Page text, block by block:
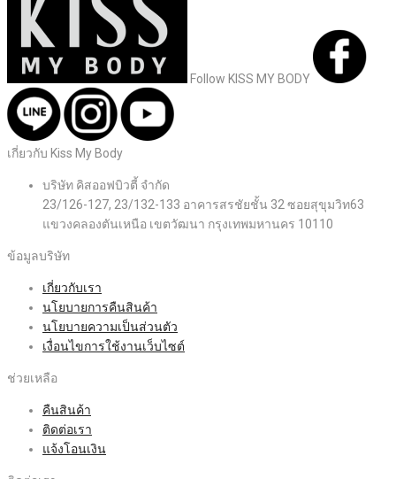
Follow KISS MY BODY
เกี่ยวกับ Kiss My Body
บริษัท คิสออฟบิวตี้ จำกัด
23/126-127, 23/132-133 อาคารสรชัยชั้น 32 ซอยสุขุมวิท63
แขวงคลองตันเหนือ เขตวัฒนา กรุงเทพมหานคร 10110
ข้อมูลบริษัท
เกี่ยวกับเรา
นโยบายการคืนสินค้า
นโยบายความเป็นส่วนตัว
เงื่อนไขการใช้งานเว็บไซต์
ช่วยเหลือ
คืนสินค้า
ติดต่อเรา
แจ้งโอนเงิน